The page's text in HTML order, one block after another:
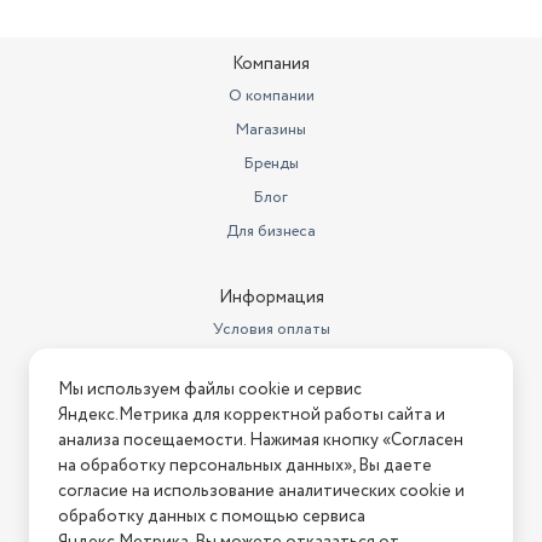
Высота товара в упаковке, в
0.18
5000
Коробка
Для газовых плит
серебристый
Компания
О компании
Магазины
Бренды
Блог
Для бизнеса
Информация
Условия оплаты
Условия возврата
Нашли ошибку на сайте? Напишите нам
2026 © Интернет-магазин "АстМаркет". У нас есть всё!
Мы используем файлы cookie и сервис
Яндекс.Метрика для корректной работы сайта и
анализа посещаемости. Нажимая кнопку «Согласен
на обработку персональных данных», Вы даете
согласие на использование аналитических cookie и
обработку данных с помощью сервиса